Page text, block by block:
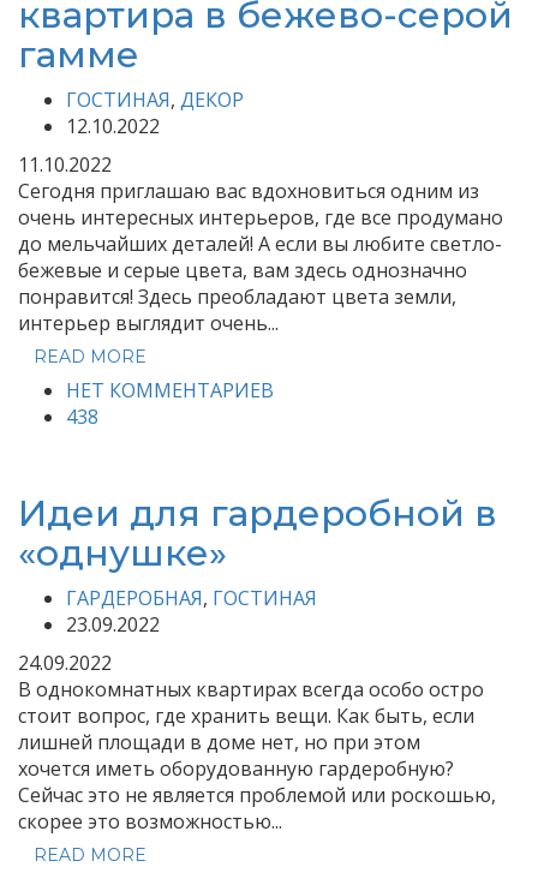
квартира в бежево-серой
гамме
ГОСТИНАЯ, ДЕКОР
12.10.2022
11.10.2022
Сегодня приглашаю вас вдохновиться одним из
очень интересных интерьеров, где все продумано
до мельчайших деталей! А если вы любите светло-
бежевые и серые цвета, вам здесь однозначно
понравится! Здесь преобладают цвета земли,
интерьер выглядит очень...
READ MORE
НЕТ КОММЕНТАРИЕВ
438
Идеи для гардеробной в
«однушке»
ГАРДЕРОБНАЯ, ГОСТИНАЯ
23.09.2022
24.09.2022
В однокомнатных квартирах всегда особо остро
стоит вопрос, где хранить вещи. Как быть, если
лишней площади в доме нет, но при этом
хочется иметь оборудованную гардеробную?
Сейчас это не является проблемой или роскошью,
скорее это возможностью...
READ MORE